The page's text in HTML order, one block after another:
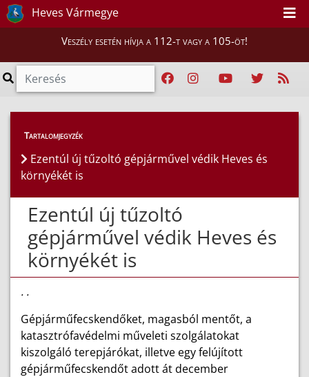
Heves Vármegye
Veszély esetén hívja a 112-t vagy a 105-öt!
Híreink > Hírek
Tartalomjegyzék
Ezentúl új tűzoltó gépjárművel védik Heves és
környékét is
Ezentúl új tűzoltó
gépjárművel védik Heves és
környékét is
. .
Gépjárműfecskendőket, magasból mentőt, a
katasztrófavédelmi műveleti szolgálatokat
kiszolgáló terepjárókat, illetve egy felújított
gépjárműfecskendőt adott át december